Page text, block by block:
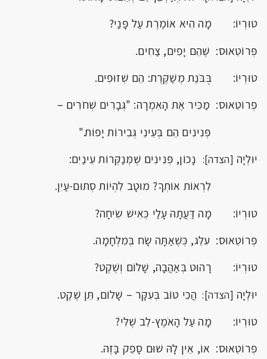
טוּרְיוֹ: מָה הִיא אוֹמֶרֶת עַל פָּנַי?
פְּרוֹטֵאוּס: שֶׁהֵם יָפִים, צַחִים.
טוּרְיוֹ: בֻּבֹּנֶת מְשַׁקֶּרֶת: הֵם שְׁזוּפִים.
פְּרוֹטֵאוּס: מַכִּיר אֶת הָאִמְרָה: "גְּבָרִים שְׁחֹרִים –
פְּנִינִים הֵם בְּעֵינֵי גְּבִירוֹת יָפוֹת."
יוּלְיָה [הצִדה]: נָכוֹן, פְּנִינִים שֶׁמְּנַקְּרוֹת עֵינַיִם:
לִרְאוֹת אוֹתְךָ? מוּטָב לִהְיוֹת סְתוּם-עַיִן.
טוּרְיוֹ: מָה דַּעֲתָהּ עָלַי כְּאִישׁ שִׂיחָה?
פְּרוֹטֵאוּס: עִלֵּג, כְּשֶׁאַתָּה שָׂח בְּמִלְחָמָה.
טוּרְיוֹ: רָהוּט בְּאַהֲבָה, שָׁלוֹם וְשֶׁקֶט?
יוּלְיָה [הצִדה]: הֲכִי טוֹב בְּעִקָּר – שָׁלוֹם, תֵּן שֶׁקֶט.
טוּרְיוֹ: מָה עַל הָאֹמֶץ-לֵב שֶׁלִּי?
פְּרוֹטֵאוּס: אוֹ, אֵין לָהּ שׁוּם סָפֵק בָּזֶה.